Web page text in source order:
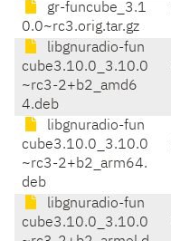
gr-funcube_3.1
0.0~rc3.orig.tar.gz
libgnuradio-fun
cube3.10.0_3.10.0
~rc3-2+b2_amd6
4.deb
libgnuradio-fun
cube3.10.0_3.10.0
~rc3-2+b2_arm64.
deb
libgnuradio-fun
cube3.10.0_3.10.0